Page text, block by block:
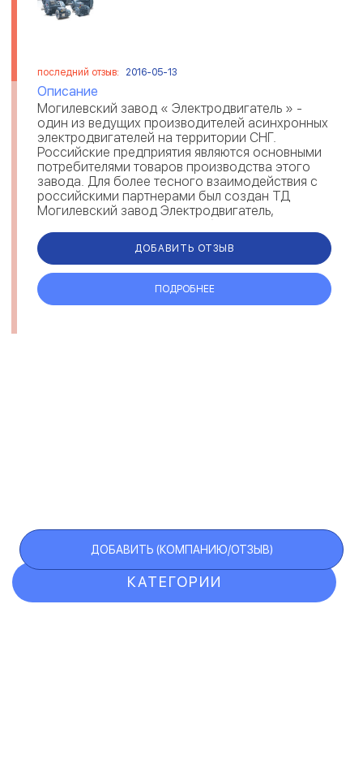
последний отзыв: 2016-05-13
Описание
Могилевский завод « Электродвигатель » -
один из ведущих производителей асинхронных
электродвигателей на территории СНГ.
Российские предприятия являются основными
потребителями товаров производства этого
завода. Для более тесного взаимодействия с
российскими партнерами был создан ТД
Могилевский завод Электродвигатель,
ДОБАВИТЬ ОТЗЫВ
ПОДРОБНЕЕ
КАТЕГОРИИ
ДОБАВИТЬ (КОМПАНИЮ/ОТЗЫВ)